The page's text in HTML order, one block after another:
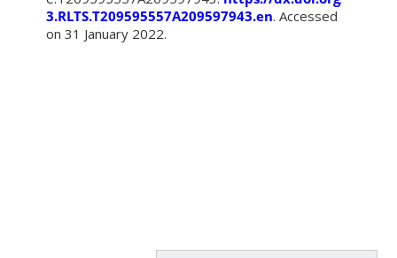
3.RLTS.T209595557A209597943.en. Accessed
on 31 January 2022.